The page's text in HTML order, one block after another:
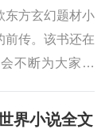
东方玄幻题材小
前传。该书还在
不断为大家更
来，小编会第一
界小说全文